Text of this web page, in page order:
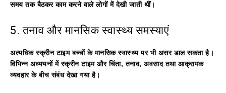
समय तक बैठकर काम करने वाले लोगों में देखी जाती थीं।
5. तनाव और मानसिक स्वास्थ्य समस्याएं
अत्यधिक स्क्रीन टाइम बच्चों के मानसिक स्वास्थ्य पर भी असर डाल सकता है।
विभिन्न अध्ययनों में स्क्रीन टाइम और चिंता, तनाव, अवसाद तथा आक्रामक
व्यवहार के बीच संबंध देखा गया है।